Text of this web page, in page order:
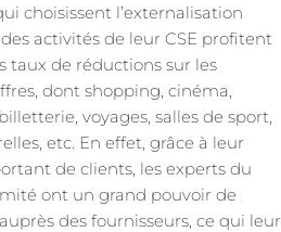
choisissent l’externalisation
activités de leur CSE profitent
taux de réductions sur les
dont shopping, cinéma,
voyages, salles de sport,
etc. En effet, grâce à leur
de clients, les experts du
ont un grand pouvoir de
des fournisseurs, ce qui leur